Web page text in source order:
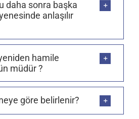
daha sonra başka
anlaşılır
hamile
müdür ?
göre belirlenir?